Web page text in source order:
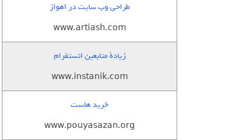
طراحی وب سایت در اهواز
www.artiash.com
زيادة متابعين انستقرام
www.instanik.com
خرید هاست
www.pouyasazan.org